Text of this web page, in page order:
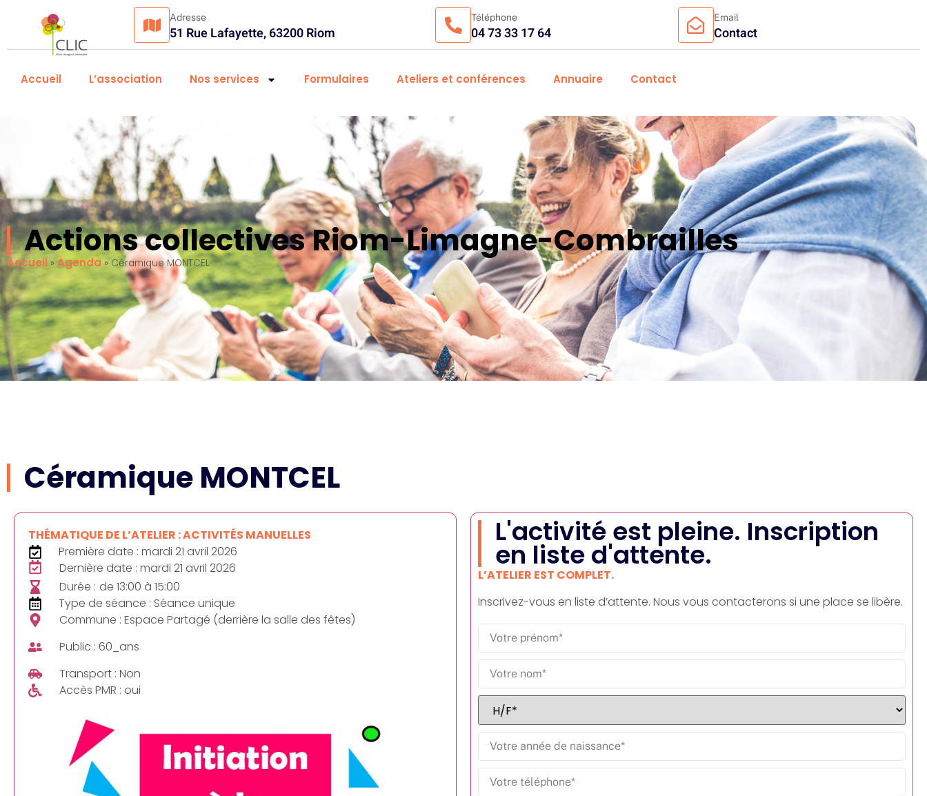
Adresse
51 Rue Lafayette, 63200 Riom
Téléphone
04 73 33 17 64
Email
Contact
Accueil L’association Nos services Formulaires Ateliers et conférences Annuaire Contact
Actions collectives Riom-Limagne-Combrailles
Accueil » Agenda» Céramique MONTCEL
Céramique MONTCEL
THÉMATIQUE DE L’ATELIER : ACTIVITÉS MANUELLES
Première date : mardi 21 avril 2026
Dernière date : mardi 21 avril 2026
Durée : de 13:00 à 15:00
Type de séance : Séance unique
Commune : Espace Partagé (derrière la salle des fêtes)
Public : 60_ans
Transport : Non
Accès PMR : oui
L'activité est pleine. Inscription
en liste d'attente.
L’ATELIER EST COMPLET.
Inscrivez-vous en liste d’attente. Nous vous contacterons si une place se libère.